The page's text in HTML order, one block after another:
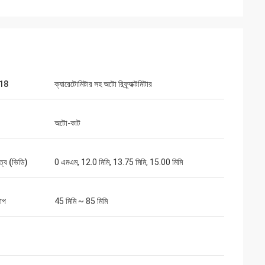
বিক্রি করছি সেগুলি
ক্যারেটোমিটার সহ অটো রিফ্র্যাক্টমিটার
অটো-কাট
(ভিডি) 0 এমএম, 12.0 মিমি, 13.75 মিমি, 15.00 মিমি
45 মিমি ~ 85 মিমি